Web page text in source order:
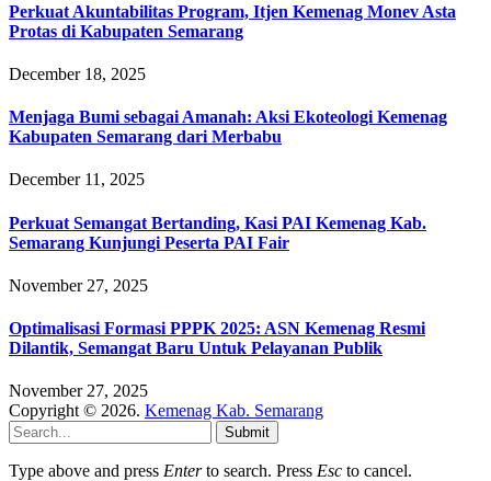
Perkuat Akuntabilitas Program, Itjen Kemenag Monev Asta
Protas di Kabupaten Semarang
December 18, 2025
Menjaga Bumi sebagai Amanah: Aksi Ekoteologi Kemenag
Kabupaten Semarang dari Merbabu
December 11, 2025
Perkuat Semangat Bertanding, Kasi PAI Kemenag Kab.
Semarang Kunjungi Peserta PAI Fair
November 27, 2025
Optimalisasi Formasi PPPK 2025: ASN Kemenag Resmi
Dilantik, Semangat Baru Untuk Pelayanan Publik
November 27, 2025
Copyright © 2026. Kemenag Kab. Semarang
Submit
Type above and press Enterto search. Press Esc to cancel.